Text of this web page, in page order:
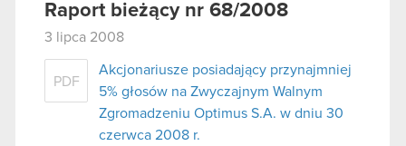
Raport bieżący nr 68/2008
3 lipca 2008
PDF
Akcjonariusze posiadający przynajmniej
5% głosów na Zwyczajnym Walnym
Zgromadzeniu Optimus S.A. w dniu 30
czerwca 2008 r.